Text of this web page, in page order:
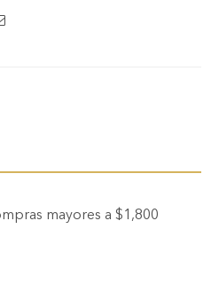
mayores a $1,800